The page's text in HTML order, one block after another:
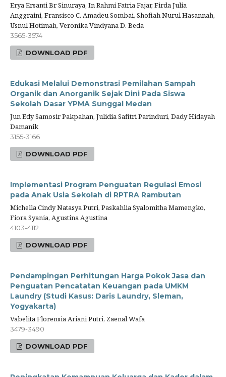
Erya Ersanti Br Sinuraya, In Rahmi Fatria Fajar, Firda Julia
Anggraini, Fransisco C. Amadeu Sombai, Shofiah Nurul Hasannah,
Usnul Hotimah, Veronika Vindyana D. Beda
3565-3574
DOWNLOAD PDF
Edukasi Melalui Demonstrasi Pemilahan Sampah
Organik dan Anorganik Sejak Dini Pada Siswa
Sekolah Dasar YPMA Sunggal Medan
Jun Edy Samosir Pakpahan, Julidia Safitri Parinduri, Dady Hidayah
Damanik
3155-3166
DOWNLOAD PDF
Implementasi Program Penguatan Regulasi Emosi
pada Anak Usia Sekolah di RPTRA Rambutan
Michella Cindy Natasya Putri, Paskahlia Syalomitha Mamengko,
Fiora Syania, Agustina Agustina
4103-4112
DOWNLOAD PDF
Pendampingan Perhitungan Harga Pokok Jasa dan
Penguatan Pencatatan Keuangan pada UMKM
Laundry (Studi Kasus: Daris Laundry, Sleman,
Yogyakarta)
Vabelita Florensia Ariani Putri, Zaenal Wafa
3479-3490
DOWNLOAD PDF